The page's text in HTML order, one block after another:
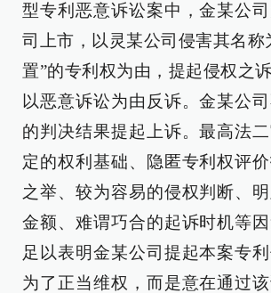
型专利恶意诉讼案中，金某公
司上市，以灵某公司侵害其名称
置”的专利权为由，提起侵权之
以恶意诉讼为由反诉。金某公
的判决结果提起上诉。最高法
定的权利基础、隐匿专利权评
之举、较为容易的侵权判断、
金额、难谓巧合的起诉时机等因
足以表明金某公司提起本案专
为了正当维权，而是意在通过